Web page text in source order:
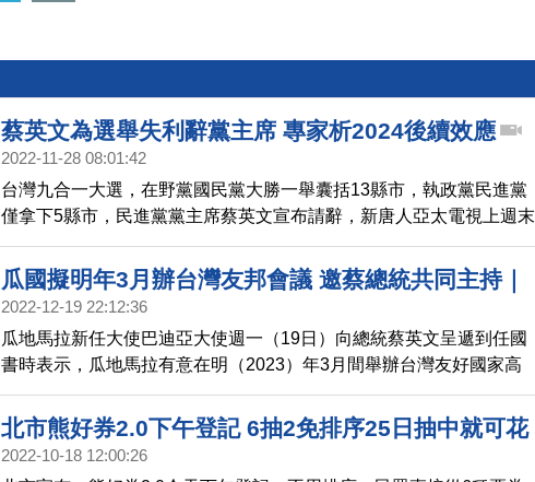
蔡英文為選舉失利辭黨主席 專家析2024後續效應
2022-11-28 08:01:42
台灣九合一大選，在野黨國民黨大勝一舉囊括13縣市，執政黨民進黨
僅拿下5縣市，民進黨黨主席蔡英文宣布請辭，新唐人亞太電視上週末
也為您帶來特別開票節目，除了直擊各陣營最新動態，也邀請專家分
析選舉結果的後續影響。
瓜國擬明年3月辦台灣友邦會議 邀蔡總統共同主持｜
台灣速速看
2022-12-19 22:12:36
瓜地馬拉新任大使巴迪亞大使週一（19日）向總統蔡英文呈遞到任國
書時表示，瓜地馬拉有意在明（2023）年3月間舉辦台灣友好國家高
層會議，促進友好國家之間的交流之外，同時再次重申對中華民國台
灣的承認與支持，倘蔡總統行程允許，盼能與賈麥岱總統共同主持如
此重要的會議。
北市熊好券2.0下午登記 6抽2免排序25日抽中就可花
2022-10-18 12:00:26